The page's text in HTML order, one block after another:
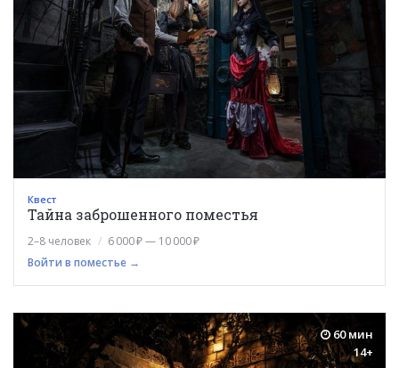
Квест
Тайна заброшенного поместья
2–8 человек
6 000 ₽ — 10 000 ₽
Войти в поместье →
60 мин
14+